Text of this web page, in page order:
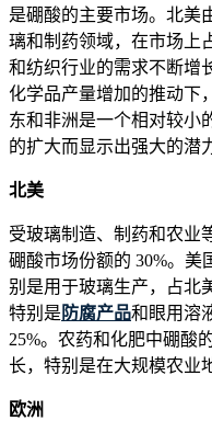
是硼酸的主要市场。北美
璃和制药领域，在市场上
和纺织行业的需求不断增
化学品产量增加的推动下
东和非洲是一个相对较小
的扩大而显示出强大的潜
北美
受玻璃制造、制药和农业
硼酸市场份额的 30%。美
别是用于玻璃生产，占北
特别是 防腐产品和眼用溶
25%。农药和化肥中硼酸
长，特别是在大规模农业
欧洲